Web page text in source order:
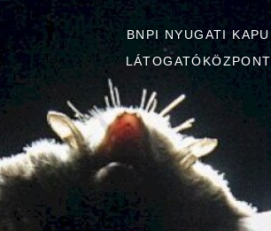
HÍREK
RÓLUNK
ONLINE JEGYVÁSÁRLÁS
BNPI NYUGATI KAPU
LÁTOGATÓKÖZPONT